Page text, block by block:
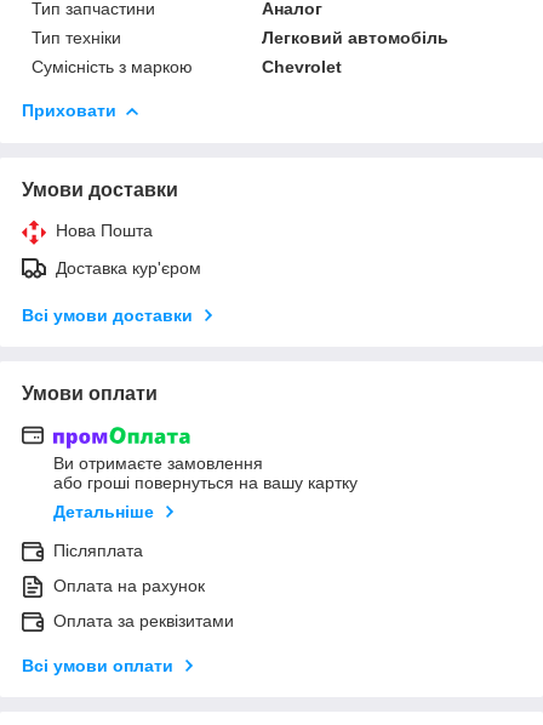
Тип запчастини
Аналог
Тип техніки
Легковий автомобіль
Сумісність з маркою
Chevrolet
Приховати
Умови доставки
Нова Пошта
Доставка кур'єром
Всі умови доставки
Умови оплати
Ви отримаєте замовлення
або гроші повернуться на вашу картку
Детальніше
Післяплата
Оплата на рахунок
Оплата за реквізитами
Всі умови оплати